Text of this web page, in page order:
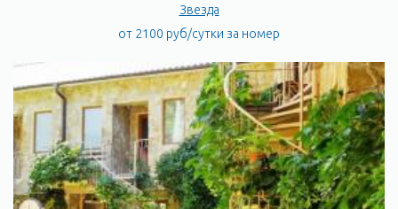
Звезда
от 2100 руб/сутки за номер